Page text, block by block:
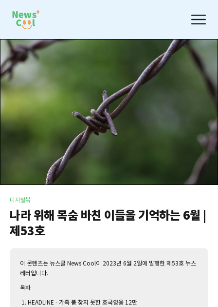
디지털북
나라 위해 목숨 바친 이들을 기억하는 6월 |
제53호
이 콘텐츠는 뉴스쿨 News'Cool이 2023년 6월 2일에 발행한 제53호 뉴스
레터입니다.
목차
HEADLINE - 가족 품 찾지 못한 호국영웅 12만